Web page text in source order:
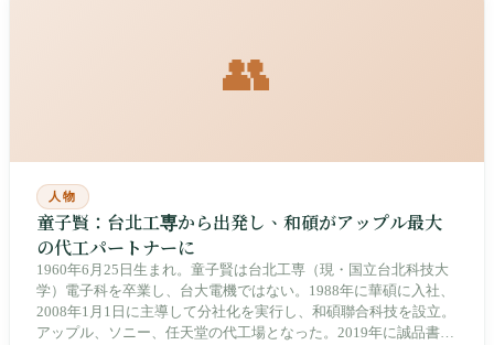
👥
人物
童子賢：台北工専から出発し、和碩がアップル最大
の代工パートナーに
1960年6月25日生まれ。童子賢は台北工専（現・国立台北科技大
学）電子科を卒業し、台大電機ではない。1988年に華碩に入社、
2008年1月1日に主導して分社化を実行し、和碩聯合科技を設立。
アップル、ソニー、任天堂の代工場となった。2019年に誠品書店